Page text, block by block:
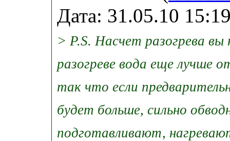
Дата: 31.05.10
> P.S. Насчет разогрева вы
разогреве вода еще лучше
так что если
будет больше, сильно
подготавливают,